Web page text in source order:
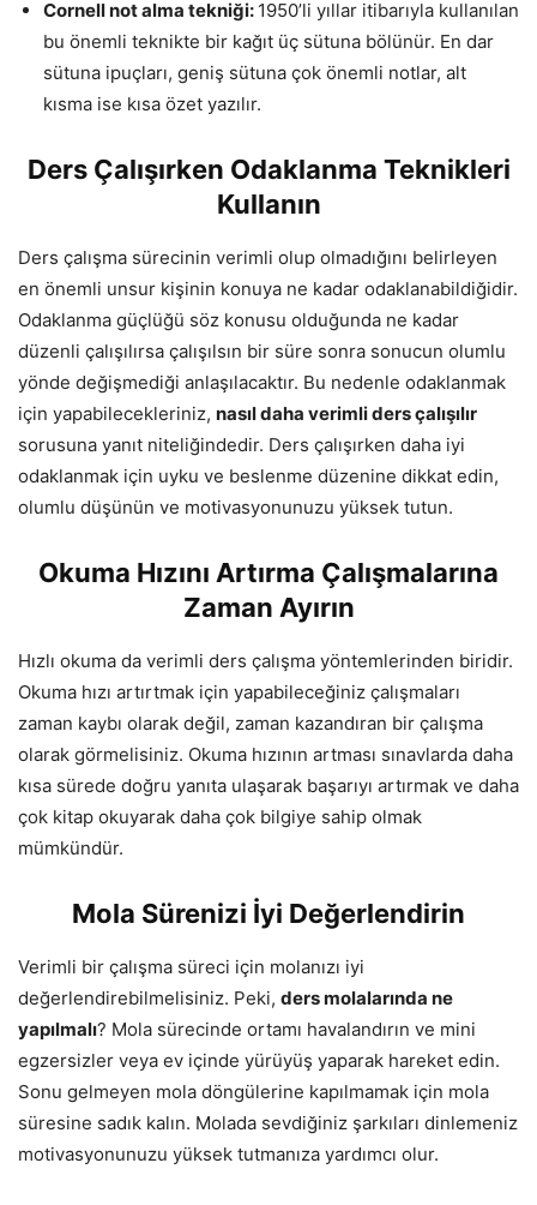
Cornell not alma tekniği: 1950’li yıllar itibarıyla kullanılan
bu önemli teknikte bir kağıt üç sütuna bölünür. En dar
sütuna ipuçları, geniş sütuna çok önemli notlar, alt
kısma ise kısa özet yazılır.
Ders Çalışırken Odaklanma Teknikleri
Kullanın
Ders çalışma sürecinin verimli olup olmadığını belirleyen
en önemli unsur kişinin konuya ne kadar odaklanabildiğidir.
Odaklanma güçlüğü söz konusu olduğunda ne kadar
düzenli çalışılırsa çalışılsın bir süre sonra sonucun olumlu
yönde değişmediği anlaşılacaktır. Bu nedenle odaklanmak
için yapabilecekleriniz, nasıl daha verimli ders çalışılır
sorusuna yanıt niteliğindedir. Ders çalışırken daha iyi
odaklanmak için uyku ve beslenme düzenine dikkat edin,
olumlu düşünün ve motivasyonunuzu yüksek tutun.
Okuma Hızını Artırma Çalışmalarına
Zaman Ayırın
Hızlı okuma da verimli ders çalışma yöntemlerinden biridir.
Okuma hızı artırtmak için yapabileceğiniz çalışmaları
zaman kaybı olarak değil, zaman kazandıran bir çalışma
olarak görmelisiniz. Okuma hızının artması sınavlarda daha
kısa sürede doğru yanıta ulaşarak başarıyı artırmak ve daha
çok kitap okuyarak daha çok bilgiye sahip olmak
mümkündür.
Mola Sürenizi İyi Değerlendirin
Verimli bir çalışma süreci için molanızı iyi
değerlendirebilmelisiniz. Peki, ders molalarında ne
yapılmalı? Mola sürecinde ortamı havalandırın ve mini
egzersizler veya ev içinde yürüyüş yaparak hareket edin.
Sonu gelmeyen mola döngülerine kapılmamak için mola
süresine sadık kalın. Molada sevdiğiniz şarkıları dinlemeniz
motivasyonunuzu yüksek tutmanıza yardımcı olur.